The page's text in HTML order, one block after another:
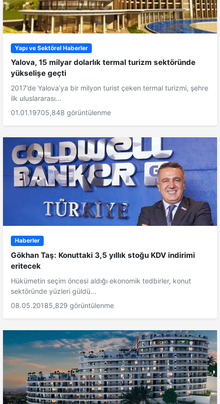
Yapı ve Sektörel Haberler
Yalova, 15 milyar dolarlık termal turizm sektöründe
yükselişe geçti
2017’de Yalova’ya bir milyon turist çeken termal turizmi, şehre
ilk uluslararası...
01.01.19705,848 görüntülenme
Haberler
Gökhan Taş: Konuttaki 3,5 yıllık stoğu KDV indirimi
eritecek
Hükümetin seçim öncesi aldığı ekonomik tedbirler, konut
sektöründe yüzleri güldü...
08.05.20185,829 görüntülenme